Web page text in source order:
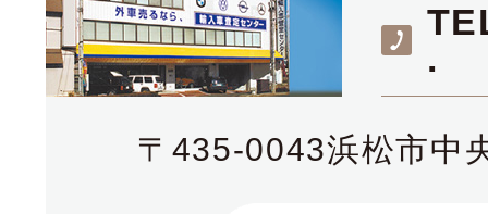
〒435-0043浜松市中
.